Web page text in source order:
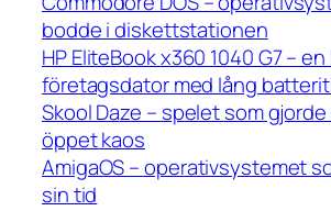
bodde i diskettstationen
HP EliteBook x360 1040 G7 –
företagsdator med lång
Skool Daze – spelet som
öppet kaos
AmigaOS – operativsystemet
sin tid